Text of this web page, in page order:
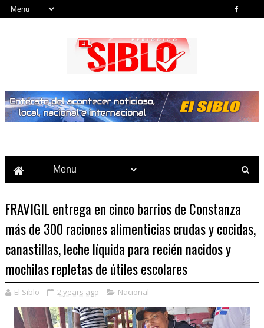
FRAVIGIL entrega en cinco barrios de Constanza
más de 300 raciones alimenticias crudas y cocidas,
canastillas, leche líquida para recién nacidos y
mochilas repletas de útiles escolares
El Siblo 2 years ago Nacional